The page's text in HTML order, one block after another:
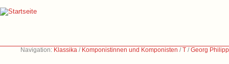
Navigation: Klassika / Komponistinnen und Komponisten /T /Georg